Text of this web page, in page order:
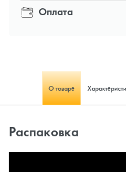
Оплата
О товаре
Распаковка